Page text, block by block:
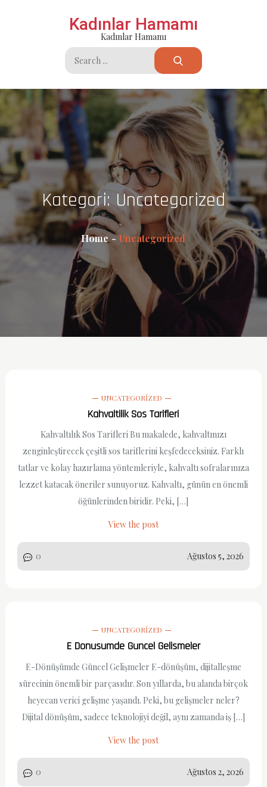
Kadınlar Hamamı
Kadınlar Hamamı
Search
for:
Kategori: Uncategorized
Home Uncategorized
UNCATEGORIZED
Kahvaltilik Sos Tarifleri
Kahvaltılık Sos Tarifleri Bu makalede, kahvaltınızı
zenginleştirecek çeşitli sos tariflerini keşfedeceksiniz. Farklı
tatlar ve kolay hazırlama yöntemleriyle, kahvaltı sofralarınıza
lezzet katacak öneriler sunuyoruz. Kahvaltı, günün en önemli
öğünlerinden biridir. Peki, […]
View the post
0 Ağustos 5, 2026
UNCATEGORIZED
E Donusumde Guncel Gelismeler
E-Dönüşümde Güncel Gelişmeler E-dönüşüm, dijitalleşme
sürecinin önemli bir parçasıdır. Son yıllarda, bu alanda birçok
heyecan verici gelişme yaşandı. Peki, bu gelişmeler neler?
Dijital dönüşüm, sadece teknolojiyi değil, aynı zamanda iş […]
View the post
0 Ağustos 2, 2026